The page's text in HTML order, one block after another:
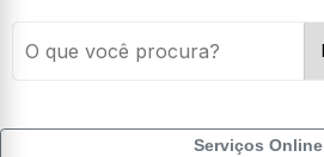
Serviços Online